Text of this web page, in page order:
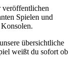
veröffentlichen
Spielen und
übersichtliche
weißt du sofort ob